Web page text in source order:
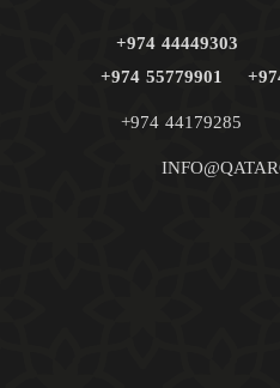
44449303 974+
55779901 974+